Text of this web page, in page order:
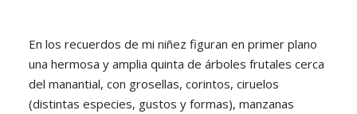
En los recuerdos de mi niñez figuran en primer plano
una hermosa y amplia quinta de árboles frutales cerca
del manantial, con grosellas, corintos, ciruelos
(distintas especies, gustos y formas), manzanas